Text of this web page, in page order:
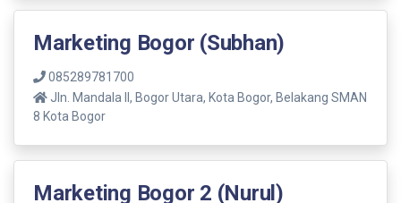
Marketing Bogor (Subhan)
085289781700
Jln. Mandala ll, Bogor Utara, Kota Bogor, Belakang SMAN
8 Kota Bogor
Marketing Bogor 2 (Nurul)